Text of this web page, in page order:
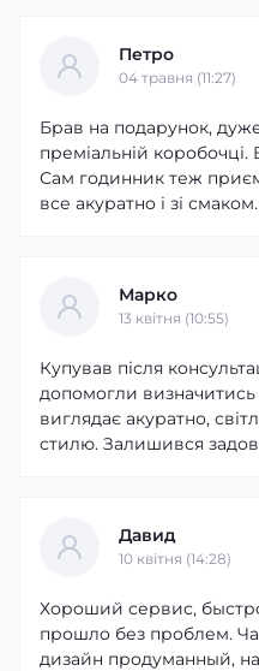
Петро
04 травня (11:27)
Брав на подарунок,
преміальній коробочці.
Сам годинник теж
все акуратно і зі смаком.
Марко
13 квітня (10:55)
Купував після
допомогли
виглядає акуратно,
стилю. Залишився
Давид
10 квітня (14:28)
Хороший сервис,
прошло без проблем.
дизайн продуманный,